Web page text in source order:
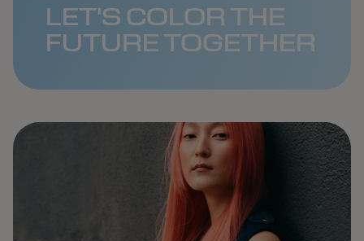
LET'S COLOR THE
FUTURE TOGETHER